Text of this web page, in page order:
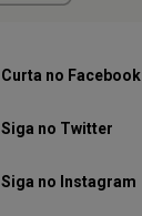
Curta no Facebook
Siga no Twitter
Siga no Instagram